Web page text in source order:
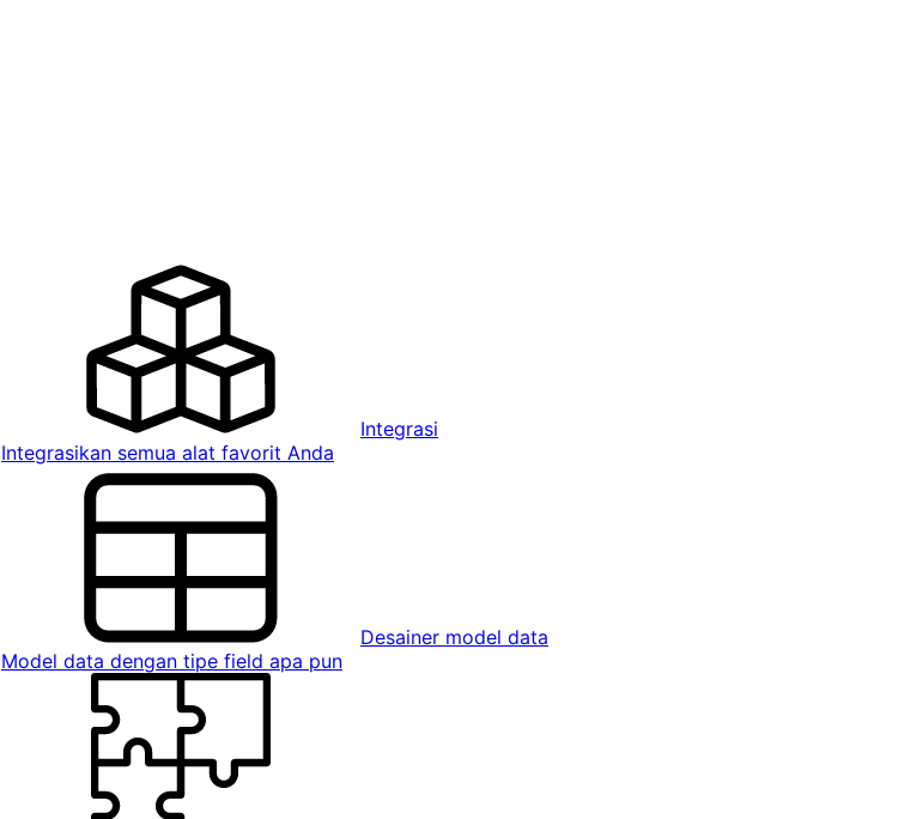
Integrasi
Integrasikan semua alat favorit Anda
Desainer model data
Model data dengan tipe field apa pun